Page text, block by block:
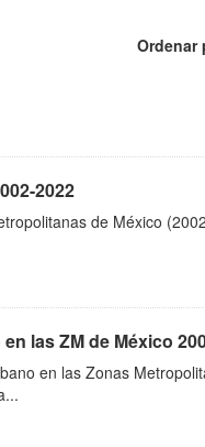
Ordenar
2022
de México
las ZM de México
en las Zonas